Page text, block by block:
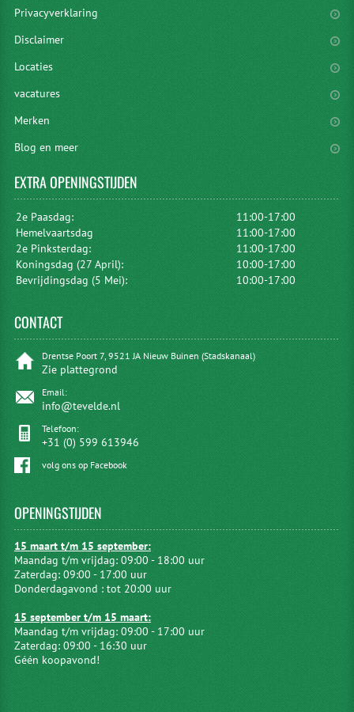
Privacyverklaring
Disclaimer
Locaties
vacatures
Merken
Blog en meer
EXTRAOPENINGSTIJDEN
2e Paasdag:
11:00-17:00
Hemelvaartsdag
11:00-17:00
2e Pinksterdag:
11:00-17:00
Koningsdag (27 April):
10:00-17:00
Bevrijdingsdag (5 Mei):
10:00-17:00
CONTACT
Drentse Poort 7, 9521 JA Nieuw Buinen (Stadskanaal)
Zie plattegrond
Email:
info@tevelde.nl
Telefoon:
+31 (0) 599 613946
volg ons op Facebook
OPENINGSTIJDEN
15 maart t/m 15 september:
Maandag t/m vrijdag: 09:00 - 18:00 uur
Zaterdag: 09:00 - 17:00 uur
Donderdagavond : tot 20:00 uur
15 september t/m 15 maart:
Maandag t/m vrijdag: 09:00 - 17:00 uur
Zaterdag: 09:00 - 16:30 uur
Géén koopavond!